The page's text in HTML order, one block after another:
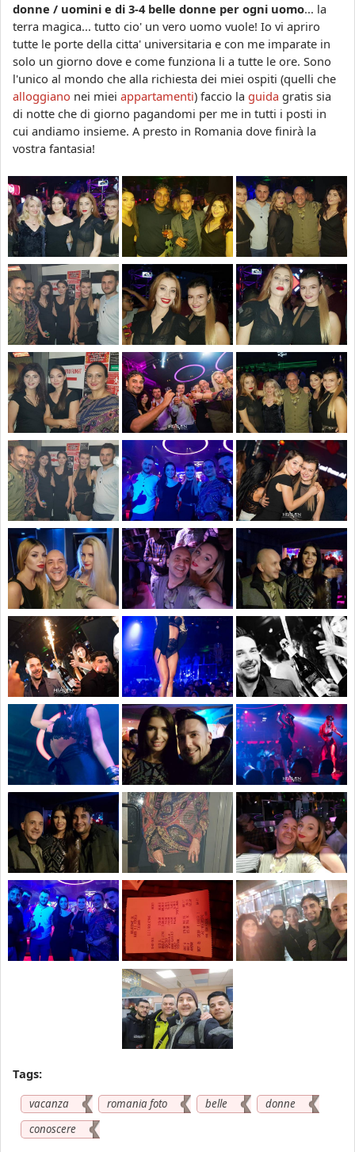
donne / uomini e di 3-4 belle donne per ogni uomo... la
terra magica... tutto cio' un vero uomo vuole! Io vi apriro
tutte le porte della citta' universitaria e con me imparate in
solo un giorno dove e come funziona li a tutte le ore. Sono
l'unico al mondo che alla richiesta dei miei ospiti (quelli che
alloggiano nei miei appartamenti) faccio la guida gratis sia
di notte che di giorno pagandomi per me in tutti i posti in
cui andiamo insieme. A presto in Romania dove finirà la
vostra fantasia!
Tags:
vacanza romania foto belle
donne
conoscere